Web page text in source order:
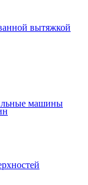
вытяжкой
машины